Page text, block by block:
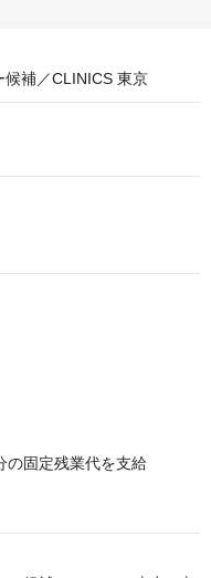
補／CLINICS 東京
の固定残業代を支給